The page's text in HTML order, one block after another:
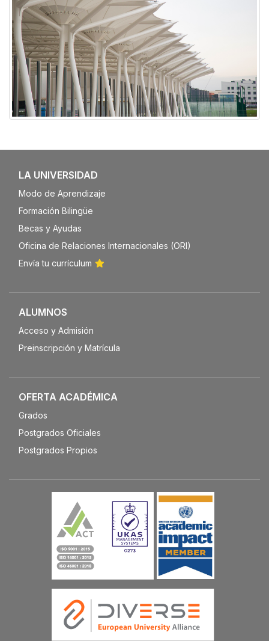
Galería
LA UNIVERSIDAD
Modo de Aprendizaje
Formación Bilingüe
Becas y Ayudas
Oficina de Relaciones Internacionales (ORI)
Envía tu currículum
ALUMNOS
Acceso y Admisión
Preinscripción y Matrícula
OFERTA ACADÉMICA
Grados
Postgrados Oficiales
Postgrados Propios